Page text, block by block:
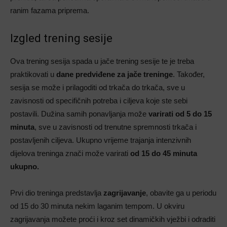
ranim fazama priprema.
Izgled trening sesije
Ova trening sesija spada u jače trening sesije te je treba
praktikovati u dane predviđene za jače treninge. Također,
sesija se može i prilagoditi od trkača do trkača, sve u
zavisnosti od specifičnih potreba i ciljeva koje ste sebi
postavili. Dužina samih ponavljanja može varirati od 5 do 15
minuta, sve u zavisnosti od trenutne spremnosti trkača i
postavljenih ciljeva. Ukupno vrijeme trajanja intenzivnih
dijelova treninga znači može varirati od 15 do 45 minuta
ukupno.
Prvi dio treninga predstavlja zagrijavanje, obavite ga u periodu
od 15 do 30 minuta nekim laganim tempom. U okviru
zagrijavanja možete proći i kroz set dinamičkih vježbi i odraditi